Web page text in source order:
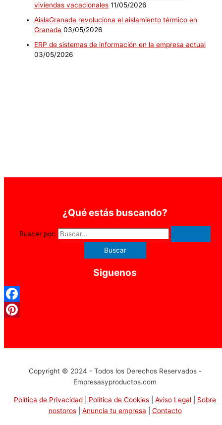
viviendas vacacionales 11/05/2026
AislaGranada revoluciona el aislamiento térmico en
Granada 03/05/2026
ERP de sistemas de información en la empresa actual
03/05/2026
¿Qué estás buscando?
Buscar por:
Siguenos
Copyright © 2024 - Todos los Derechos Reservados -
Empresasyproductos.com
Política de Privacidad Política de Cookies Aviso Legal
Sobre
nostoros| Anuncia tu empresa Contacto